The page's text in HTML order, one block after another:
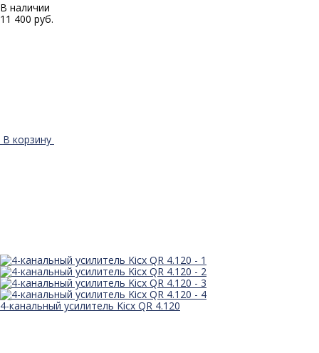
В наличии
11 400 руб.
В корзину
4-канальный усилитель Kicx QR 4.120